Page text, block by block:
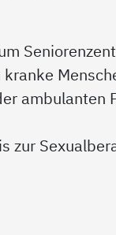
ambulanten
zur